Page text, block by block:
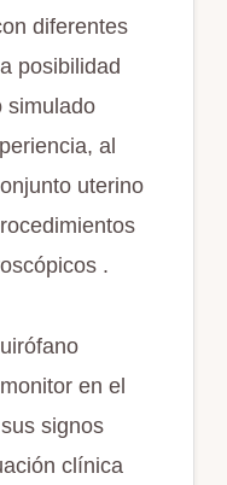
diferentes
posibilidad
simulado
al
uterino
.
en el
signos
clínica